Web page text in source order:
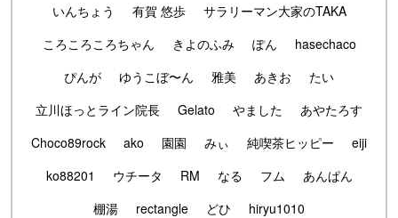
いんちょう
有賀 悠歩
サラリーマン大家のTAKA
ころころころちゃん
きよのふみ ぽん
hasechaco
ぴんが
ゆうこぼ〜ん 雅美 あきお
たい
立川ほっとライン院長
Gelato やました
あやたろす
Choco89rock
ako 園園 みぃ 純喫茶ヒッピー
eiji
ko88201
ウチータ RM なる フム
あんぱん
棚湯
rectangle どひ hiryu1010